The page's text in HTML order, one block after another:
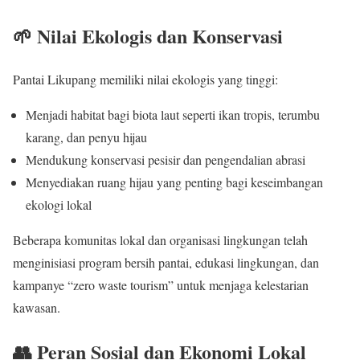
🌱 Nilai Ekologis dan Konservasi
Pantai Likupang memiliki nilai ekologis yang tinggi:
Menjadi habitat bagi biota laut seperti ikan tropis, terumbu
karang, dan penyu hijau
Mendukung konservasi pesisir dan pengendalian abrasi
Menyediakan ruang hijau yang penting bagi keseimbangan
ekologi lokal
Beberapa komunitas lokal dan organisasi lingkungan telah
menginisiasi program bersih pantai, edukasi lingkungan, dan
kampanye “zero waste tourism” untuk menjaga kelestarian
kawasan.
👥 Peran Sosial dan Ekonomi Lokal